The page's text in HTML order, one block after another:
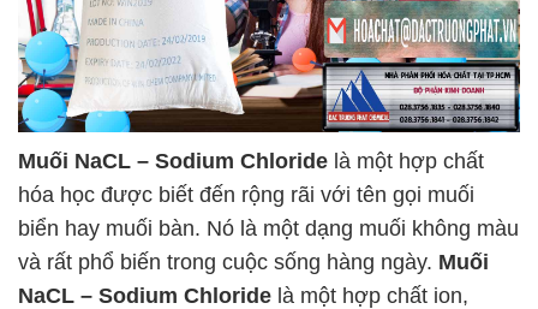
Muối NaCL – Sodium Chloride là một hợp chất
hóa học được biết đến rộng rãi với tên gọi muối
biển hay muối bàn. Nó là một dạng muối không màu
và rất phổ biến trong cuộc sống hàng ngày. Muối
NaCL – Sodium Chloride là một hợp chất ion,